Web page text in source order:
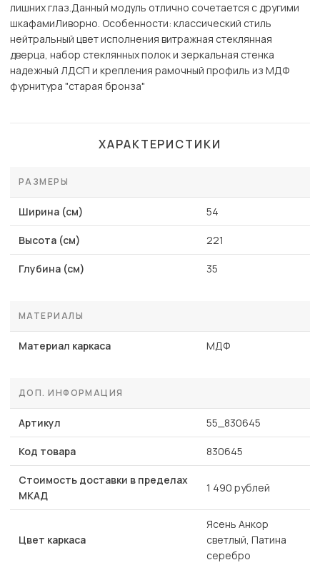
лишних глаз.Данный модуль отлично сочетается с другими
шкафамиЛиворно. Особенности: классический стиль
нейтральный цвет исполнения витражная стеклянная
дверца, набор стеклянных полок и зеркальная стенка
надежный ЛДСП и крепления рамочный профиль из МДФ
фурнитура "старая бронза"
ХАРАКТЕРИСТИКИ
РАЗМЕРЫ
Ширина (см) 54
Высота (см) 221
Глубина (см) 35
МАТЕРИАЛЫ
Материал каркаса МДФ
ДОП. ИНФОРМАЦИЯ
Артикул 55_830645
Код товара 830645
Стоимость доставки в пределах
МКАД
1 490 рублей
Цвет каркаса
Ясень Анкор
светлый, Патина
серебро